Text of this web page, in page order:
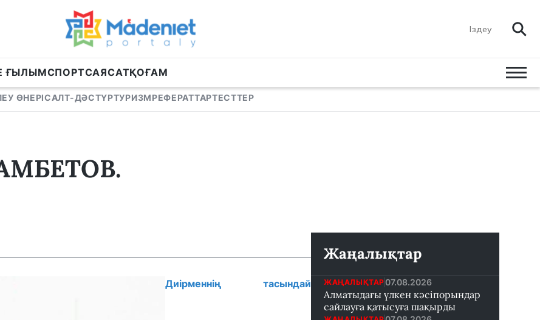
ҒЫЛЫМСПОРТСАЯСАТҚОҒАМ
ӨНЕРІСАЛТ-ДӘСТҮРТУРИЗМРЕФЕРАТТАРТЕСТТЕР
Диірменнің тасындай
Жаңалықтар
ЖАҢАЛЫҚТАР 07.08.2026
Алматыдағы үлкен кәсіпорындар
сайлауға қатысуға шақырды